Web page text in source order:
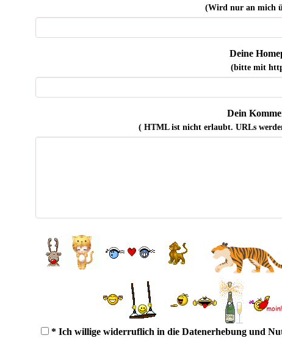
(Wird nur an mich
Deine
(bitte mit
Dein
( HTML ist nichterlaubt. URLs
* Ich willige widerruflich in die Datenerhebung und